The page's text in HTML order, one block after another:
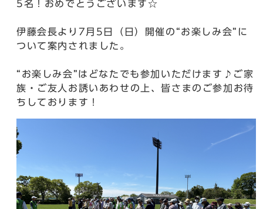
5名！おめでとうございます☆
伊藤会長より7月5日（日）開催の“お楽しみ会”に
ついて案内されました。
“お楽しみ会”はどなたでも参加いただけます♪ご家
族・ご友人お誘いあわせの上、皆さまのご参加お待
ちしております！